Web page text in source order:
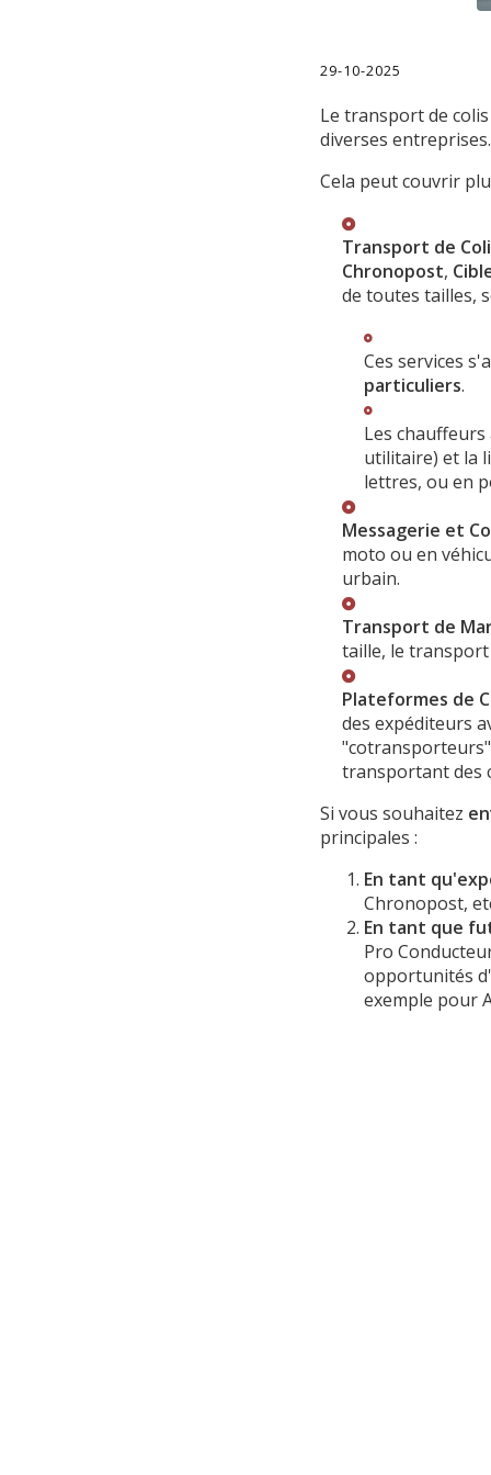
29-10-2025
Le transport de
diverses entreprises.
Cela peut couvrir
Transport de
Chronopost,
de toutes tailles,
Ces services
particuliers.
Les
utilitaire) et la
lettres, ou en
Messagerie et
moto ou en
urbain.
Transport de
taille, le
Plateformes de
des expéditeurs
transportant des
Si vous souhaitez
principales :
En tant
Chronopost,
En tant que
Pro
opportunités
exemple pour